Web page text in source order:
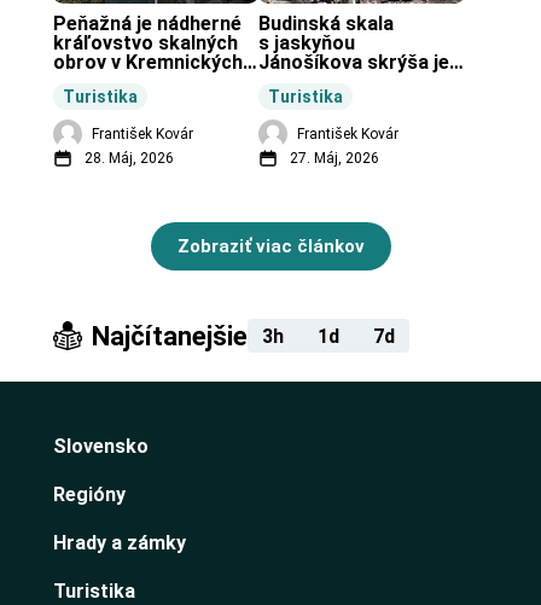
Turistika
Peňažná je nádherné
kráľovstvo skalných
obrov v Kremnických
František Kovár
28. Máj, 2026
Turistika
Budinská skala
s jaskyňou
Jánošíkova skrýša je
obci Budiná.
František Kovár
27. Máj, 2026
Zobraziť viac článkov
Najčítanejšie 3h 1d 7d
Slovensko
Regióny
Hrady a zámky
Turistika